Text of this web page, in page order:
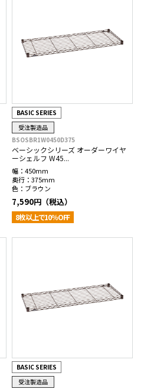
BASIC SERIES
受注製造品
BSOSBR1W0450D375
ベーシックシリーズ オーダーワイヤ
ーシェルフ W45...
幅： 450mm
奥行： 375mm
色： ブラウン
7,590円（税込）
8枚以上で10％OFF
BASIC SERIES
受注製造品